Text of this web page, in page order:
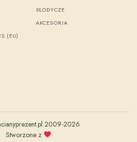
(EU)
SŁODYCZE
AKCESORIA
2009-2026
Stworzone z